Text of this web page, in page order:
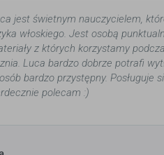
jest świetnym nauczycielem,
włoskiego. Jest osobą
z których korzystamy
Luca bardzo dobrze potrafi
bardzo przystępny. Posługuje
polecam :)